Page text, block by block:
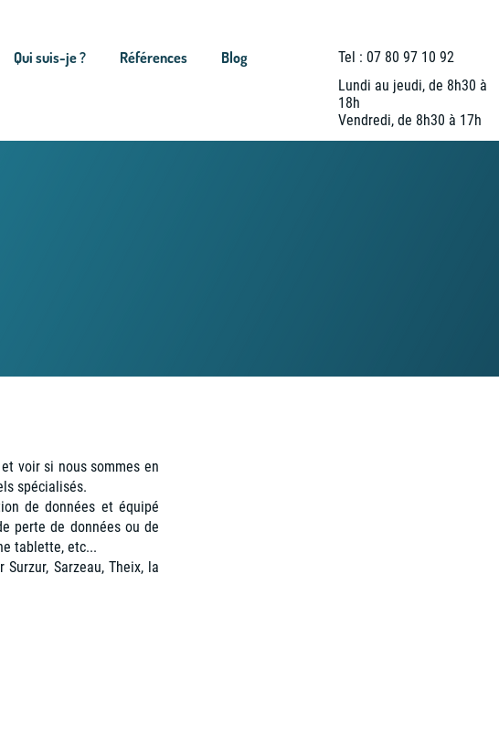
Qui suis-je ? Références Blog
Tel : 07 80 97 10 92
Lundi au jeudi, de 8h30 à
18h
Vendredi, de 8h30 à 17h
voir si nous sommes en
spécialisés.
de données et équipé
perte de données ou de
tablette, etc...
Sarzeau, Theix, la